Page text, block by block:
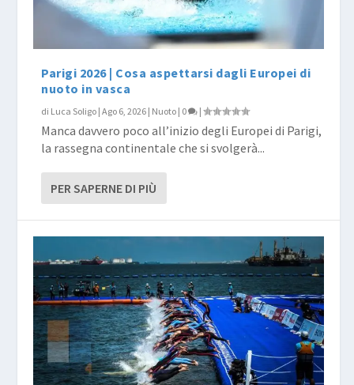
EuroJunior 2022 | D5: super Italia d’oro con...
EuroJunior 2022 | D4: Niente medaglie per l’...
EuroJunior 2022 | D3: tre podi per l’Italia,...
EuroJunior 2022 | D2: Argento per Vetrano e
Galoss...
EuroJunior 2022 | D1: Italia subito oro nella
4...
Parigi 2026 | Cosa aspettarsi dagli Europei di
nuoto in vasca
di Luca Soligo |Ago 6, 2026 | Nuoto | 0 |
Manca davvero poco all’inizio degli Europei di Parigi,
la rassegna continentale che si svolgerà...
PER SAPERNE DI PIÙ